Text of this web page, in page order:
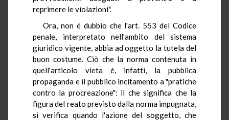
reprimere le violazioni".
Ora, non é dubbio che l'art. 553 del Codice
penale, interpretato nell'ambito del sistema
giuridico vigente, abbia ad oggetto la tutela del
buon costume. Ciò che la norma contenuta in
quell'articolo vieta é, infatti, la pubblica
propaganda e il pubblico incitamento a "pratiche
contro la procreazione": il che significa che la
figura del reato previsto dalla norma impugnata,
si verifica quando l'azione del soggetto, che